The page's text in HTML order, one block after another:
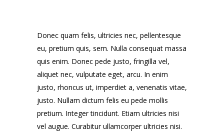
Donec quam felis, ultricies nec, pellentesque
eu, pretium quis, sem. Nulla consequat massa
quis enim. Donec pede justo, fringilla vel,
aliquet nec, vulputate eget, arcu. In enim
justo, rhoncus ut, imperdiet a, venenatis vitae,
justo. Nullam dictum felis eu pede mollis
pretium. Integer tincidunt. Etiam ultricies nisi
vel augue. Curabitur ullamcorper ultricies nisi.